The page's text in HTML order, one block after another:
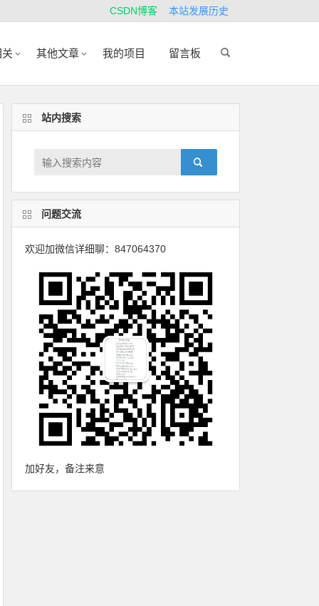
CSDN博客 本站发展历史
其他文章 我的项目 留言板
站内搜索
问题交流
欢迎加微信详细聊：847064370
加好友，备注来意